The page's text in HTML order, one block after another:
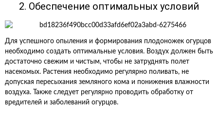
2. Обеспечение оптимальных условий
Для успешного опыления и формирования плодоножек огурцов
необходимо создать оптимальные условия. Воздух должен быть
достаточно свежим и чистым, чтобы не затруднять полет
насекомых. Растения необходимо регулярно поливать, не
допуская пересыхания земляного кома и понижения влажности
воздуха. Также следует регулярно проводить обработку от
вредителей и заболеваний огурцов.